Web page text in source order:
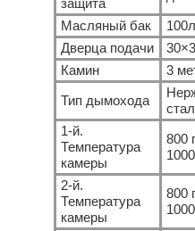
защита
Масляный бак
100л
Дверца подачи
Камин
3
Тип дымохода
1-й.
Температура
камеры
800
2-й.
Температура
камеры
800